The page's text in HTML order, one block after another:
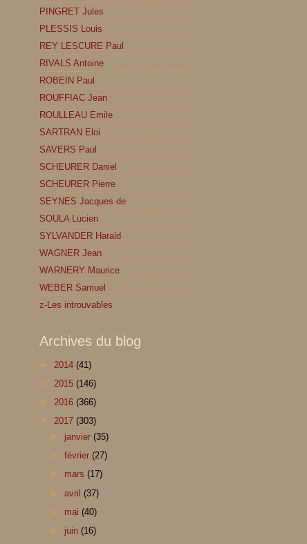
PINGRET Jules
PLESSIS Louis
REY LESCURE Paul
RIVALS Antoine
ROBEIN Paul
ROUFFIAC Jean
ROULLEAU Emile
SARTRAN Eloi
SAVERS Paul
SCHEURER Daniel
SCHEURER Pierre
SEYNES Jacques de
SOULA Lucien
SYLVANDER Harald
WAGNER Jean
WARNERY Maurice
WEBER Samuel
z-Les introuvables
Archives du blog
► 2014 (41)
► 2015 (146)
► 2016 (366)
▼ 2017 (303)
► janvier(35)
►février(27)
► mars(17)
►avril(37)
► mai(40)
► juin(16)